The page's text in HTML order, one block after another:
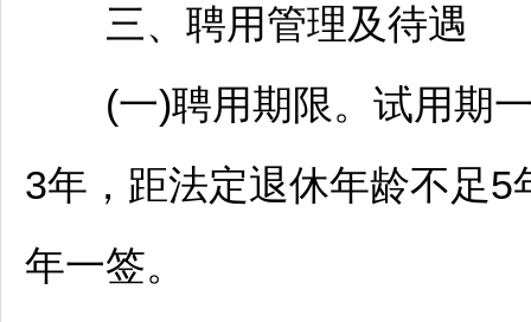
三、聘用管理及待遇
(一)聘用期限。试用期一
3年，距法定退休年龄不足
年一签。